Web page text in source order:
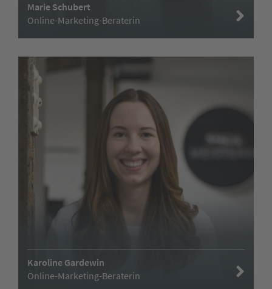
Marie Schubert
Online-Marketing-Beraterin
Karoline Gardewin
Online-Marketing-Beraterin